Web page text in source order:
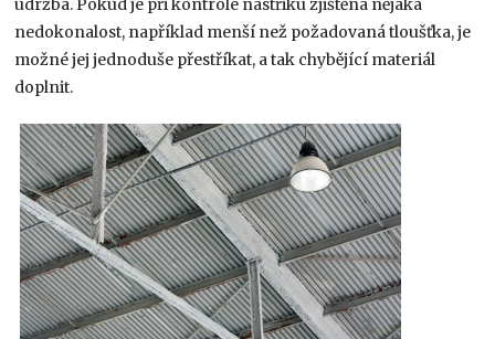
nedokonalost, například menší než požadovaná tloušťka, je
možné jej jednoduše přestříkat, a tak chybějící materiál
doplnit.